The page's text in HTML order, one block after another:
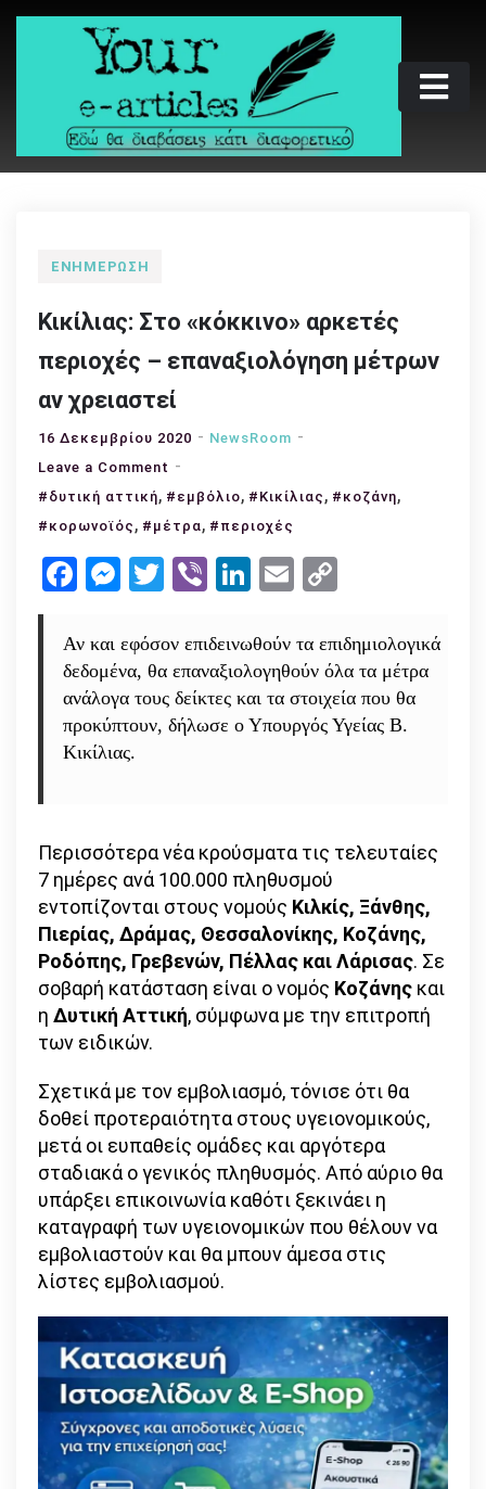
Skip
Your e-articles
Εδώ θα διαβάσεις κάτι διαφορετικό
ΕΝΗΜΈΡΩΣΗ
Κικίλιας: Στο «κόκκινο» αρκετές
περιοχές – επαναξιολόγηση μέτρων
αν χρειαστεί
16 Δεκεμβρίου 2020
NewsRoom
Leave a Comment on
Κικίλιας:
αρκετές
επαναξιολόγηση
μέτρων
αν
χρειαστεί
#δυτική αττική, #εμβόλιο, #Κικίλιας , #κοζάνη,
#κορωνοϊός , #μέτρα, #περιοχές
Facebook
Messenger
Twitter
ViberLinkedIn
Email
Αν και εφόσον επιδεινωθούν τα επιδημιολογικά
δεδομένα, θα επαναξιολογηθούν όλα τα μέτρα
ανάλογα τους δείκτες και τα στοιχεία που θα
προκύπτουν, δήλωσε ο Υπουργός Υγείας Β.
Κικίλιας.
Περισσότερα νέα κρούσματα τις τελευταίες
7 ημέρες ανά 100.000 πληθυσμού
εντοπίζονται στους νομούς Κιλκίς, Ξάνθης,
Πιερίας, Δράμας, Θεσσαλονίκης, Κοζάνης,
Ροδόπης, Γρεβενών, Πέλλας και Λάρισας. Σε
σοβαρή κατάσταση είναι ο νομός Κοζάνης και
η Δυτική Αττική, σύμφωνα με την επιτροπή
των ειδικών.
Σχετικά με τον εμβολιασμό, τόνισε ότι θα
δοθεί προτεραιότητα στους υγειονομικούς,
μετά οι ευπαθείς ομάδες και αργότερα
σταδιακά ο γενικός πληθυσμός. Από αύριο θα
υπάρξει επικοινωνία καθότι ξεκινάει η
καταγραφή των υγειονομικών που θέλουν να
εμβολιαστούν και θα μπουν άμεσα στις
λίστες εμβολιασμού.